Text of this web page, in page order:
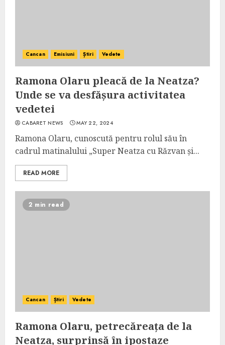
Cancan Emisiuni Știri Vedete
Ramona Olaru pleacă de la Neatza?
Unde se va desfășura activitatea
vedetei
CABARET NEWS MAY 22, 2024
Ramona Olaru, cunoscută pentru rolul său în
cadrul matinalului „Super Neatza cu Răzvan și...
READ MORE
2 min read
Cancan Știri Vedete
Ramona Olaru, petrecăreața de la
Neatza, surprinsă în ipostaze